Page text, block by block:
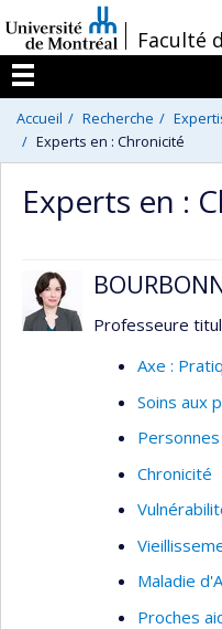
au
contenu
/Faculté
Menu
Accueil Recherche
Experts en : Chronicité
Experts en :
Professeure
Axe :
Soins aux
Chronicité
Maladie
Proches